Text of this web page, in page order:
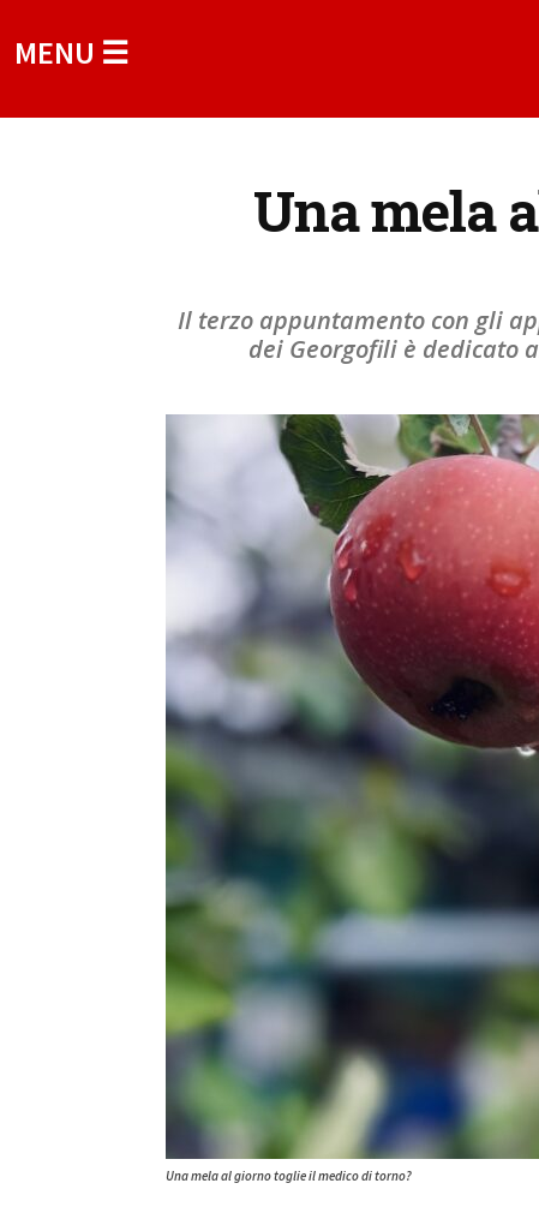
MENU ☰
Una mela
Il terzo appuntamento con gli
dei Georgofili è dedicato
Una mela al giorno toglie il medico di torno?